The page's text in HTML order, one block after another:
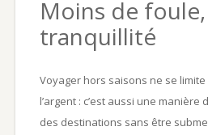
Moins de
tranquillité
Voyager hors saisons ne se
l’argent : c’est aussi une
des destinations sans être